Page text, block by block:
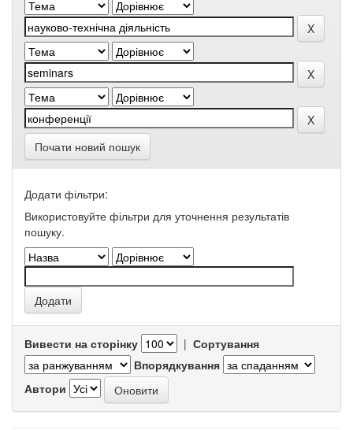
Почати новий пошук
Додати фільтри:
Використовуйте фільтри для уточнення результатів
пошуку.
Вивести на сторінку | Сортування
Впорядкування
Автори